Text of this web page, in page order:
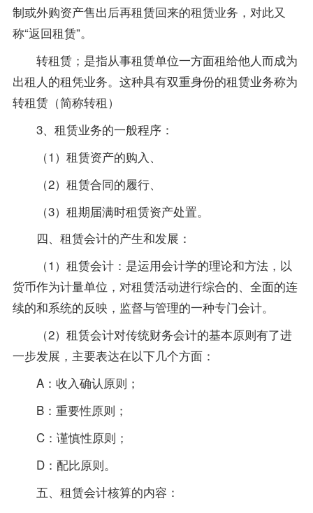
制或外购资产售出后再租赁回来的租赁业务，对此又
称“返回租赁”。
转租赁；是指从事租赁单位一方面租给他人而成为
出租人的租凭业务。这种具有双重身份的租赁业务称为
转租赁（简称转租）
3、租赁业务的一般程序：
（1）租赁资产的购入、
（2）租赁合同的履行、
（3）租期届满时租赁资产处置。
四、租赁会计的产生和发展：
（1）租赁会计：是运用会计学的理论和方法，以
货币作为计量单位，对租赁活动进行综合的、全面的连
续的和系统的反映，监督与管理的一种专门会计。
（2）租赁会计对传统财务会计的基本原则有了进
一步发展，主要表达在以下几个方面：
A：收入确认原则；
B：重要性原则；
C：谨慎性原则；
D：配比原则。
五、租赁会计核算的内容：